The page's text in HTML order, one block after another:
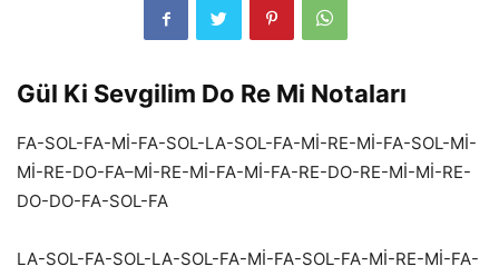
Gül Ki Sevgilim Do Re Mi Notaları
FA-SOL-FA-Mİ-FA-SOL-LA-SOL-FA-Mİ-RE-Mİ-FA-SOL-Mİ-
Mİ-RE-DO-FA–Mİ-RE-Mİ-FA-Mİ-FA-RE-DO-RE-Mİ-Mİ-RE-
DO-DO-FA-SOL-FA
LA-SOL-FA-SOL-LA-SOL-FA-Mİ-FA-SOL-FA-Mİ-RE-Mİ-FA-